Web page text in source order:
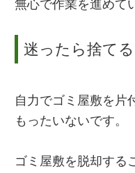
無心で作業を進めて
迷ったら捨てる
自力でゴミ屋敷を片
もったいないです。
ゴミ屋敷を脱却する